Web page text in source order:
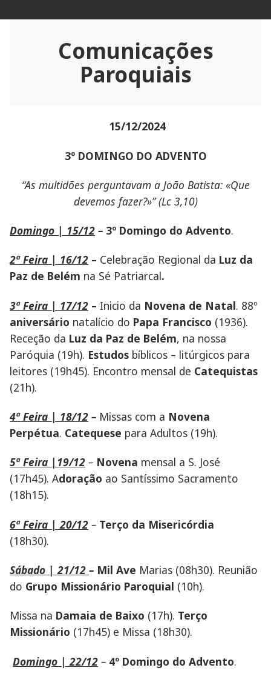
paraIgreja paroquial da Damaia
Comunicações
Paroquiais
15/12/2024
3º DOMINGO DO ADVENTO
“As multidões perguntavam a João Batista: «Que
devemos fazer?»”(Lc 3,10)
Domingo | 15/12 – 3º Domingo do Advento.
2ª Feira | 16/12 – Celebração Regional da Luz da
Paz de Belém na Sé Patriarcal.
3ª Feira | 17/12 – Inicio da Novena de Natal. 88º
aniversário natalício do Papa Francisco (1936).
Receção da Luz da Paz de Belém, na nossa
Paróquia (19h). Estudos bíblicos – litúrgicos para
leitores (19h45). Encontro mensal de Catequistas
(21h).
4ª Feira | 18/12 – Missas com a Novena
Perpétua. Catequese para Adultos (19h).
5ª Feira |19/12 – Novena mensal a S. José
(17h45). Adoração ao Santíssimo Sacramento
(18h15).
6ª Feira | 20/12 – Terço da Misericórdia
(18h30).
Sábado | 21/12 – Mil Ave Marias (08h30). Reunião
do Grupo Missionário Paroquial (10h).
Missa na Damaia de Baixo (17h). Terço
Missionário (17h45) e Missa (18h30).
Domingo | 22/12 – 4º Domingo do Advento.